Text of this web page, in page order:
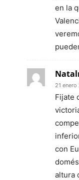
en la
21
Fijate
con
altura